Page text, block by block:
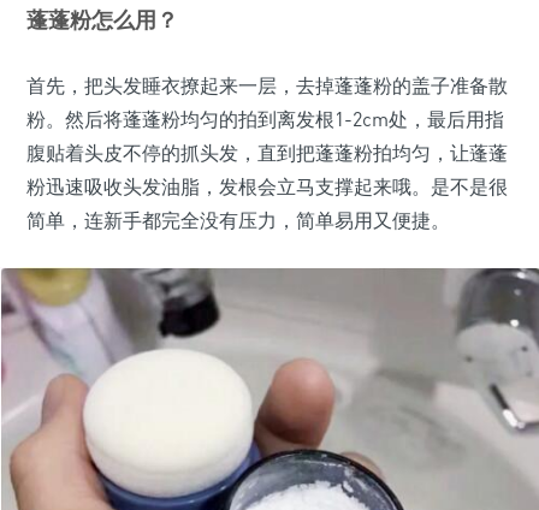
蓬蓬粉怎么用？
首先，把头发睡衣撩起来一层，去掉蓬蓬粉的盖子准备散
粉。然后将蓬蓬粉均匀的拍到离发根1-2cm处，最后用指
腹贴着头皮不停的抓头发，直到把蓬蓬粉拍均匀，让蓬蓬
粉迅速吸收头发油脂，发根会立马支撑起来哦。是不是很
简单，连新手都完全没有压力，简单易用又便捷。